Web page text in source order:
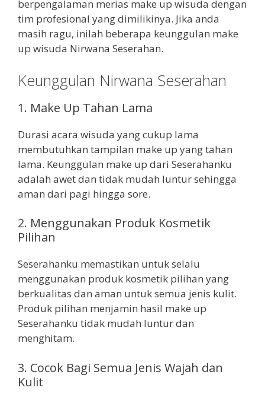
berpengalaman merias make up wisuda dengan
tim profesional yang dimilikinya. Jika anda
masih ragu, inilah beberapa keunggulan make
up wisuda Nirwana Seserahan.
Keunggulan Nirwana Seserahan
1. Make Up Tahan Lama
Durasi acara wisuda yang cukup lama
membutuhkan tampilan make up yang tahan
lama. Keunggulan make up dari Seserahanku
adalah awet dan tidak mudah luntur sehingga
aman dari pagi hingga sore.
2. Menggunakan Produk Kosmetik
Pilihan
Seserahanku memastikan untuk selalu
menggunakan produk kosmetik pilihan yang
berkualitas dan aman untuk semua jenis kulit.
Produk pilihan menjamin hasil make up
Seserahanku tidak mudah luntur dan
menghitam.
3. Cocok Bagi Semua Jenis Wajah dan
Kulit